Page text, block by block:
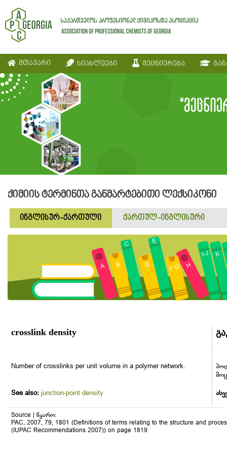
მთავარი სიახლეები მეცნიერება
ქიმიის ტერმინთა განმარტებითი ლექსიკონი
ინგლისურ-ქართული ქართულ-ინგლისური
crosslink density
Number of crosslinks per unit volume in a polymer network.
See also: junction-point density
Source | წყარო:
PAC, 2007, 79, 1801 (Definitions of terms relating to the structure and
(IUPAC Recommendations 2007)) on page 1819